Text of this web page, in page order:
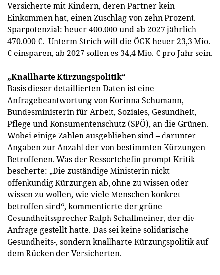
Versicherte mit Kindern, deren Partner kein
Einkommen hat, einen Zuschlag von zehn Prozent.
Sparpotenzial: heuer 400.000 und ab 2027 jährlich
470.000 €. Unterm Strich will die ÖGK heuer 23,3 Mio.
€ einsparen, ab 2027 sollen es 34,4 Mio. € pro Jahr sein.
„Knallharte Kürzungspolitik“
Basis dieser detaillierten Daten ist eine
Anfragebeantwortung von Korinna Schumann,
Bundesministerin für Arbeit, Soziales, Gesundheit,
Pflege und Konsumentenschutz (SPÖ), an die Grünen.
Wobei einige Zahlen ausgeblieben sind – darunter
Angaben zur Anzahl der von bestimmten Kürzungen
Betroffenen. Was der Ressortchefin prompt Kritik
bescherte: „Die zuständige Ministerin nickt
offenkundig Kürzungen ab, ohne zu wissen oder
wissen zu wollen, wie viele Menschen konkret
betroffen sind“, kommentierte der grüne
Gesundheitssprecher Ralph Schallmeiner, der die
Anfrage gestellt hatte. Das sei keine solidarische
Gesundheits-, sondern knallharte Kürzungspolitik auf
dem Rücken der Versicherten.